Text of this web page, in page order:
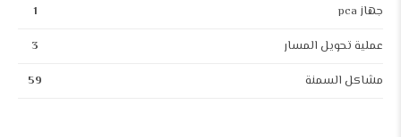
جهاز pca
1
عملية تحويل المسار
3
مشاكل السمنة
59